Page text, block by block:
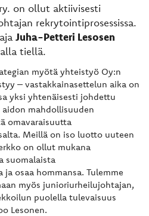
on ollut aktiivisesti
rekrytointiprosessissa.
Juha-Petteri Lesosen
tiellä.
myötä yhteistyö Oy:n
– vastakkainasettelun aika on
yksi yhtenäisesti johdettu
mahdollisuuden
omavaraisuutta
Meillä on iso luotto uuteen
on ollut mukana
suomalaista
osaa hommansa. Tulemme
myös junioriurheilujohtajan,
puolella tulevaisuus
Lesonen.